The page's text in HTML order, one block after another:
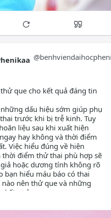
chẩn đoán xâm lấn như
NIPT chỉ cần lấy khoảng
mẹ để phân tích. Quá trình
buồng tử cung, không tiếp
kết quả có giá trị và phù
thứ 9-10 trở đi theo
mẫu máu.
và các xét nghiệm trước
đầy đủ.
sàng lọc, không thay thế
@
que cho kết quả đáng tin
dấu hiệu sớm giúp phụ
trước khi bị trễ kinh. Tuy
liệu sau khi xuất hiện
hay không và thời điểm
Việc hiểu đúng về hiện
điểm thử thai phù hợp sẽ
hoặc dương tính không rõ
bạn hiểu máu báo có thai
nên thử que và những
kết quả.
thai.html